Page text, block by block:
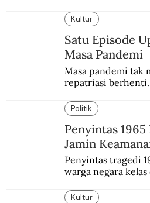
Kultur
Satu Episode
Masa Pandemi
Masa pandemi tak
repatriasi
di periode yang sulit.
Politik
Penyintas
Jamin
Penyintas tragedi
warga negara
Kultur